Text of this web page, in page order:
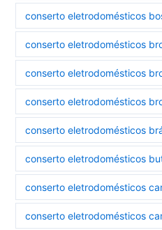
conserto eletrodomésticos
conserto eletrodomésticos
conserto eletrodomésticos
conserto eletrodomésticos
conserto eletrodomésticos
conserto eletrodomésticos
conserto eletrodomésticos
conserto eletrodomésticos